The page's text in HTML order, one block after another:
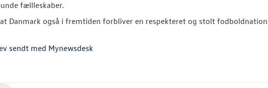
fællleskaber.
Danmark også i fremtiden forbliver en respekteret og stolt
sendt med Mynewsdesk